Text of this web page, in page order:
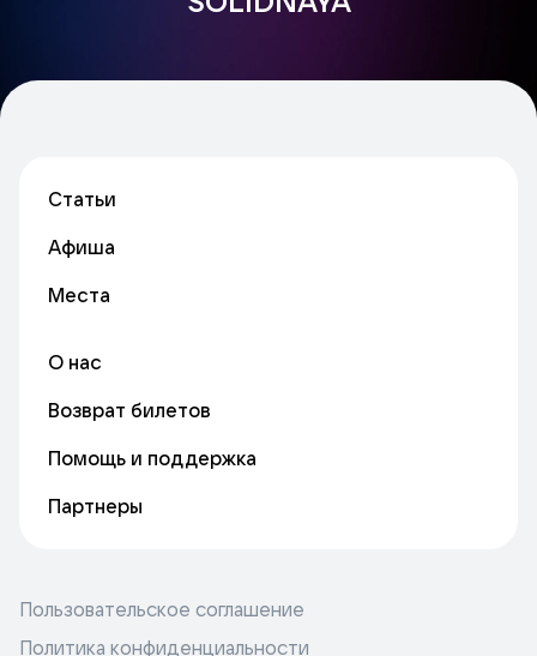
Статьи
Афиша
Места
О нас
Возврат билетов
Помощь и поддержка
Партнеры
Пользовательское соглашение
Политика конфиденциальности